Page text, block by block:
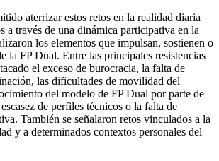
aterrizar estos retos en la realidad diaria
a través de una dinámica participativa en la
los elementos que impulsan, sostienen o
la FP Dual. Entre las principales resistencias
el exceso de burocracia, la falta de
las dificultades de movilidad del
del modelo de FP Dual por parte de
de perfiles técnicos o la falta de
También se señalaron retos vinculados a la
y a determinados contextos personales del